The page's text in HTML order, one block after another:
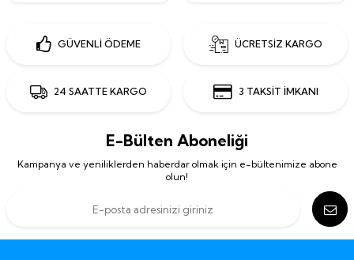
GÜVENLİ ÖDEME ÜCRETSİZ KARGO
24 SAATTE KARGO 3 TAKSİT İMKANI
E-Bülten Aboneliği
Kampanya ve yeniliklerden haberdar olmak için e-bültenimize abone
olun!